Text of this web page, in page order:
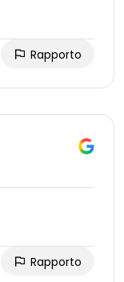
Rapporto
Rapporto